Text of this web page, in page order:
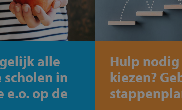
alle
in
e.o. op de
Hulp
kiezen?